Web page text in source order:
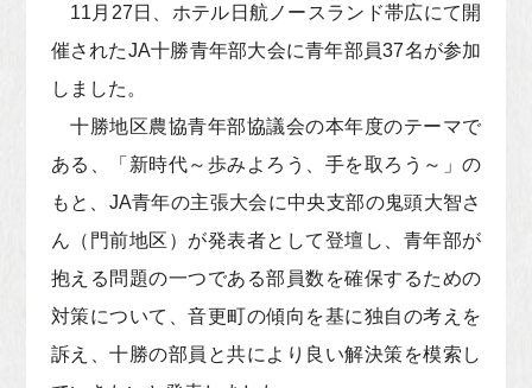
11月27日、ホテル日航ノースランド帯広にて開
催されたJA十勝青年部大会に青年部員37名が参加
しました。
十勝地区農協青年部協議会の本年度のテーマで
ある、「新時代～歩みよろう、手を取ろう～」の
もと、JA青年の主張大会に中央支部の鬼頭大智さ
ん（門前地区）が発表者として登壇し、青年部が
抱える問題の一つである部員数を確保するための
対策について、音更町の傾向を基に独自の考えを
訴え、十勝の部員と共により良い解決策を模索し